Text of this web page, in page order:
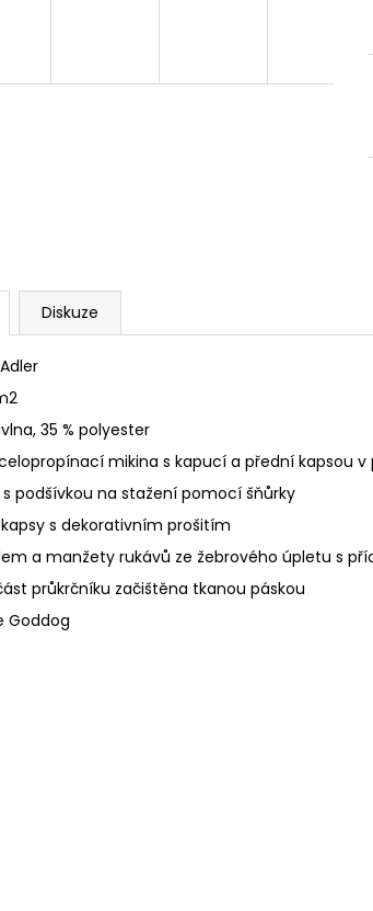
Diskuze
35 % polyester
mikina s kapucí a přední kapsou v
podšívkou na stažení pomocí šňůrky
s dekorativním prošitím
a manžety rukávů ze žebrového úpletu s
průkrčníku začištěna tkanou páskou
Goddog
SÓJOVÁ